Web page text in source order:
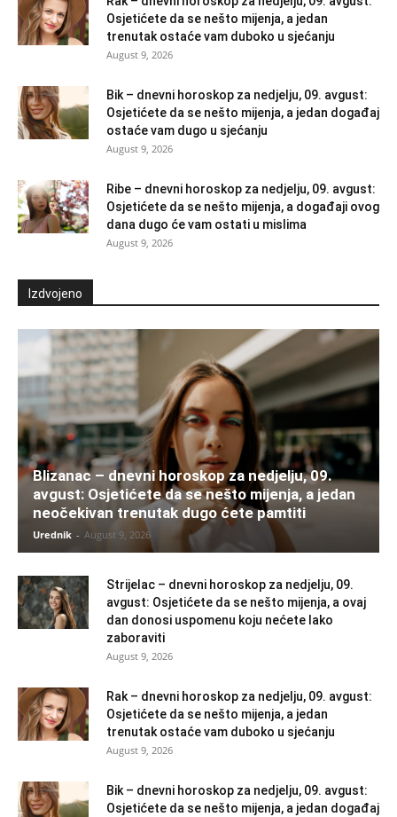
Osjetićete da se nešto mijenja, a jedan
trenutak ostaće vam duboko u sjećanju
August 9, 2026
Bik – dnevni horoskop za nedjelju, 09. avgust:
Osjetićete da se nešto mijenja, a jedan događaj
ostaće vam dugo u sjećanju
August 9, 2026
Ribe – dnevni horoskop za nedjelju, 09. avgust:
Osjetićete da se nešto mijenja, a događaji ovog
dana dugo će vam ostati u mislima
August 9, 2026
Izdvojeno
Blizanac – dnevni horoskop za nedjelju, 09.
avgust: Osjetićete da se nešto mijenja, a jedan
neočekivan trenutak dugo ćete pamtiti
Urednik - August 9, 2026
Strijelac – dnevni horoskop za nedjelju, 09.
avgust: Osjetićete da se nešto mijenja, a ovaj
dan donosi uspomenu koju nećete lako
zaboraviti
August 9, 2026
Rak – dnevni horoskop za nedjelju, 09. avgust:
Osjetićete da se nešto mijenja, a jedan
trenutak ostaće vam duboko u sjećanju
August 9, 2026
Bik – dnevni horoskop za nedjelju, 09. avgust:
Osjetićete da se nešto mijenja, a jedan događaj